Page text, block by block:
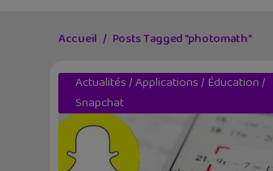
Accueil Posts Tagged "photomath"
Actualités/Applications/ Éducation/
Snapchat